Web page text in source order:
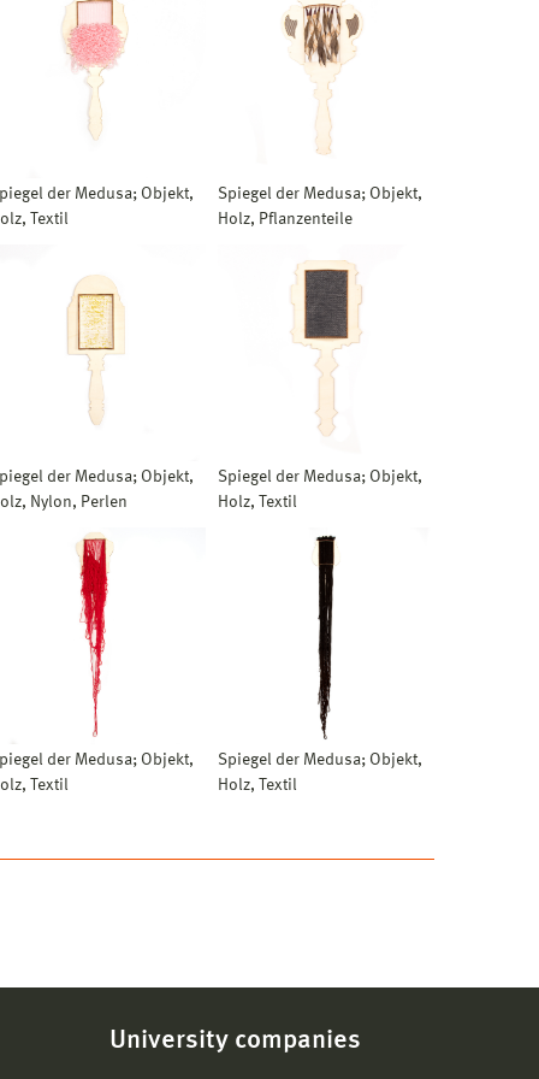
der Medusa; Objekt,
Textil
Spiegel der Medusa; Objekt,
Holz, Pflanzenteile
der Medusa; Objekt,
Nylon, Perlen
Spiegel der Medusa; Objekt,
Holz, Textil
der Medusa; Objekt,
Textil
Spiegel der Medusa; Objekt,
Holz, Textil
University companies